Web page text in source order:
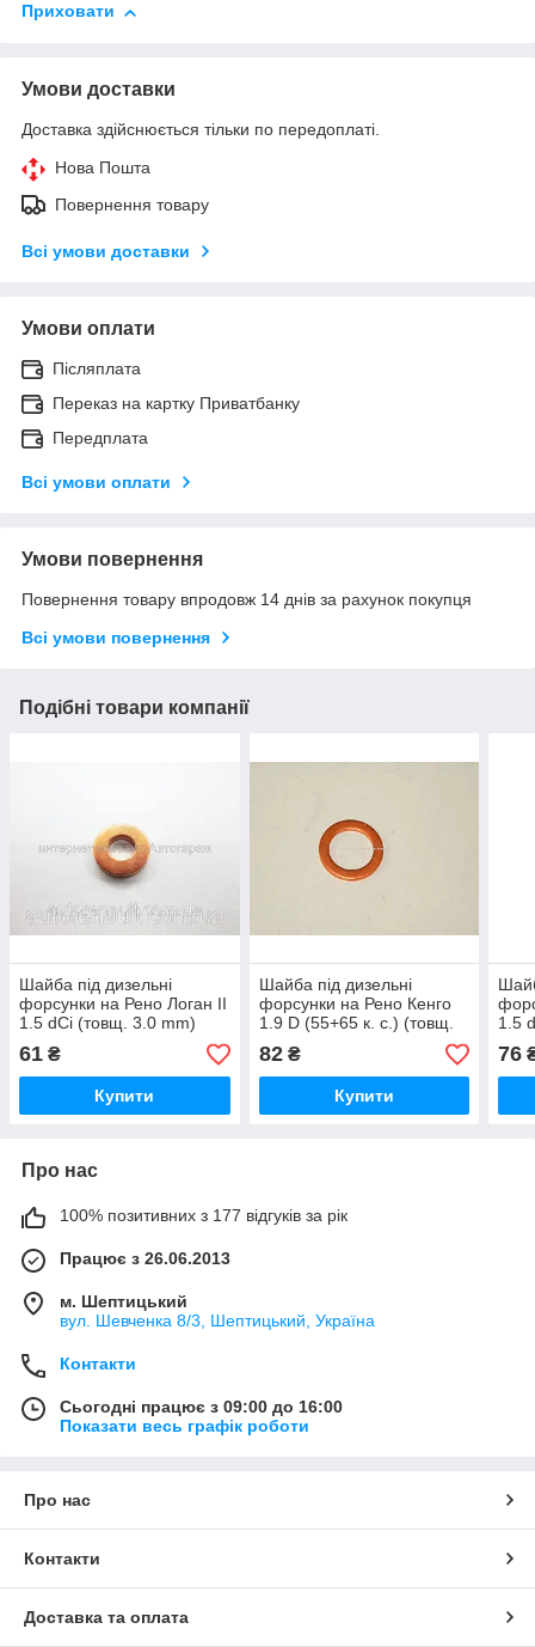
Приховати
Умови доставки
Доставка здійснюється тільки по передоплаті.
Нова Пошта
Повернення товару
Всі умови доставки
Умови оплати
Післяплата
Переказ на картку Приватбанку
Передплата
Всі умови оплати
Умови повернення
Повернення товару впродовж 14 днів за рахунок покупця
Всі умови повернення
Подібні товари компанії
Шайба під дизельні
форсунки на Рено Логан II
1.5 dCi (товщ. 3.0 mm)
(Німеччина) 30253
61 ₴
Купити
Шайба під дизельні
форсунки на Рено Кенго
1.9 D (55+65 к. с.) (товщ.
(оригінал) 7700690542
82₴
Купити
1.5
76
Про нас
100% позитивних з 177 відгуків за рік
Працює з 26.06.2013
м. Шептицький
вул. Шевченка 8/3, Шептицький, Україна
Контакти
Сьогодні працює з 09:00 до 16:00
Показати весь графік роботи
Про нас
Контакти
Доставка та оплата